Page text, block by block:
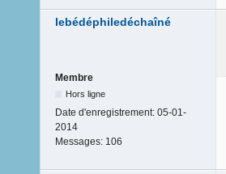
lebédéphiledéchaîné
Membre
Hors ligne
Date d'enregistrement: 05-01-
2014
Messages: 106